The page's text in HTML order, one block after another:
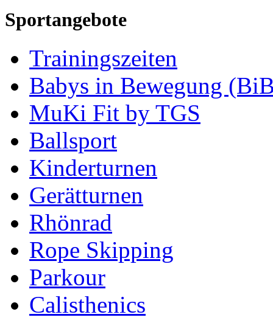
Sportangebote
Trainingszeiten
Babys in Bewegung
MuKi Fit by TGS
Ballsport
Kinderturnen
Gerätturnen
Rhönrad
Rope Skipping
Parkour
Calisthenics